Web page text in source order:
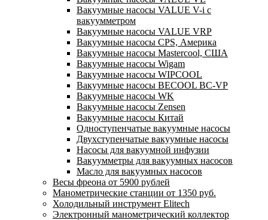
Вакуумные насосы VALUE V-i с
вакуумметром
Вакуумные насосы VALUE VRP
Вакуумные насосы CPS, Америка
Вакуумные насосы Mastercool, США
Вакуумные насосы Wigam
Вакуумные насосы WIPCOOL
Вакуумные насосы BECOOL BC-VP
Вакуумные насосы WK
Вакуумные насосы Zensen
Вакуумные насосы Китай
Одноступенчатые вакуумные насосы
Двухступенчатые вакуумные насосы
Насосы для вакуумной инфузии
Вакуумметры для вакуумных насосов
Масло для вакуумных насосов
Весы фреона от 5900 рублей
Манометрические станции от 1350 руб.
Холодильный инструмент Elitech
Электронный манометрический коллектор